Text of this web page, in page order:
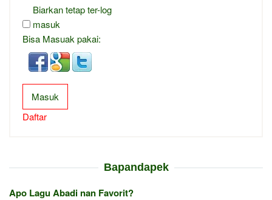
Biarkan tetap ter-log
masuk
Bisa Masuak pakai:
Masuk
Daftar
Bapandapek
Apo Lagu Abadi nan Favorit?